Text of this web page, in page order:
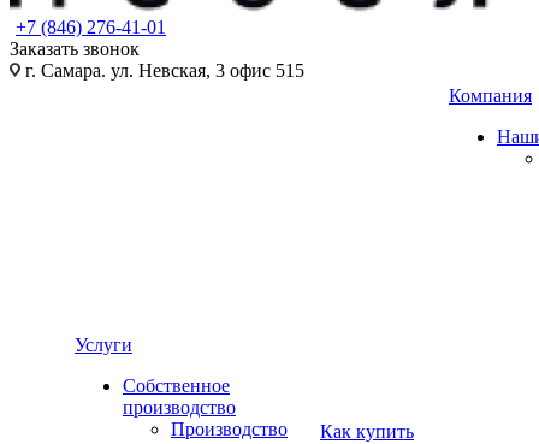
+7 (846) 276-41-01
Заказать звонок
г. Самара. ул. Невская, 3 офис 515
Услуги
Собственное
производство
Производство
Как купить
Компания